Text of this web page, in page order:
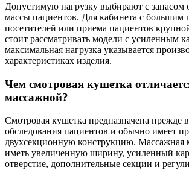
Допустимую нагрузку выбирают с запасом
массы пациентов. Для кабинета с большим
посетителей или приема пациентов
стоит рассматривать модели с усиленным
максимальная нагрузка указывается
характеристиках изделия.
Чем смотровая кушетка
массажной?
Смотровая кушетка предназначена прежде
обследования пациентов и обычно имеет
двухсекционную конструкцию. Массажная
иметь увеличенную ширину, усиленный
отверстие, дополнительные секции и